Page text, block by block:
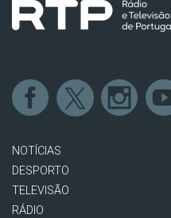
NOTÍCIAS
DESPORTO
TELEVISÃO
RÁDIO